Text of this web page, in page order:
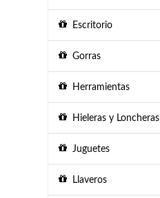
Escritorio
Gorras
Herramientas
Hieleras y Loncheras
Juguetes
Llaveros